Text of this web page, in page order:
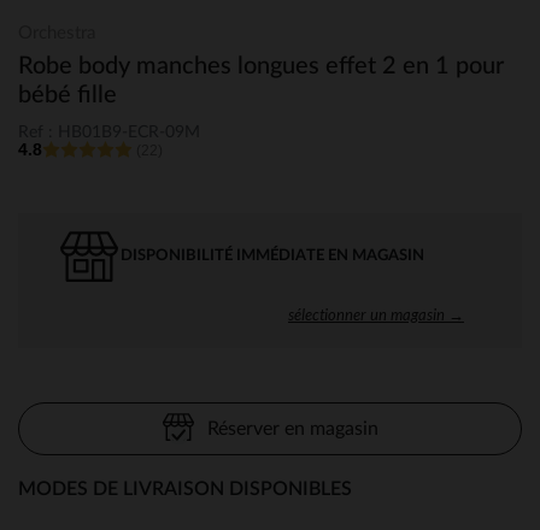
Robe body manches longues effet 2 en 1 pour
bébé fille
4.8
DISPONIBILITÉ IMMÉDIATE EN MAGASIN
sélectionner un magasin →
Réserver en magasin
MODES DE LIVRAISON DISPONIBLES